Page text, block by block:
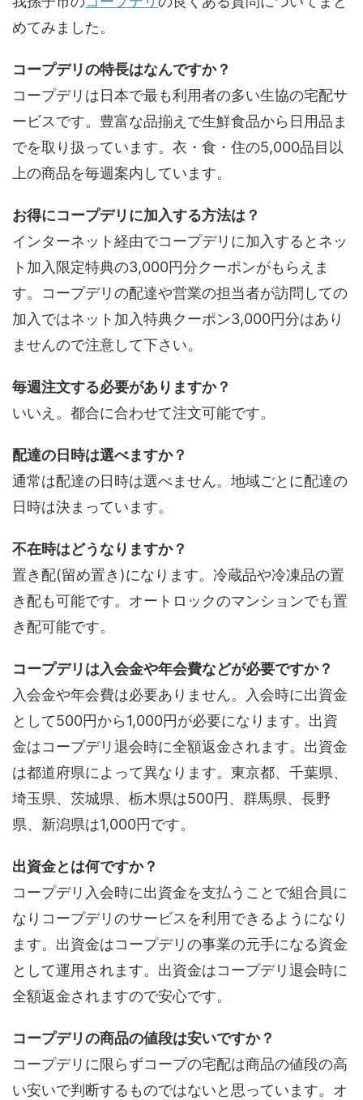
めてみました。
コープデリの特長はなんですか？
コープデリは日本で最も利用者の多い生協の宅配サ
ービスです。豊富な品揃えで生鮮食品から日用品ま
でを取り扱っています。衣・食・住の5,000品目以
上の商品を毎週案内しています。
お得にコープデリに加入する方法は？
インターネット経由でコープデリに加入するとネッ
ト加入限定特典の3,000円分クーポンがもらえま
す。コープデリの配達や営業の担当者が訪問しての
加入ではネット加入特典クーポン3,000円分はあり
ませんので注意して下さい。
毎週注文する必要がありますか？
いいえ。都合に合わせて注文可能です。
配達の日時は選べますか？
通常は配達の日時は選べません。地域ごとに配達の
日時は決まっています。
不在時はどうなりますか？
置き配(留め置き)になります。冷蔵品や冷凍品の置
き配も可能です。オートロックのマンションでも置
き配可能です。
コープデリは入会金や年会費などが必要ですか？
入会金や年会費は必要ありません。入会時に出資金
として500円から1,000円が必要になります。出資
金はコープデリ退会時に全額返金されます。出資金
は都道府県によって異なります。東京都、千葉県、
埼玉県、茨城県、栃木県は500円、群馬県、長野
県、新潟県は1,000円です。
出資金とは何ですか？
コープデリ入会時に出資金を支払うことで組合員に
なりコープデリのサービスを利用できるようになり
ます。出資金はコープデリの事業の元手になる資金
として運用されます。出資金はコープデリ退会時に
全額返金されますので安心です。
コープデリの商品の値段は安いですか？
コープデリに限らずコープの宅配は商品の値段の高
い安いで判断するものではないと思っています。オ